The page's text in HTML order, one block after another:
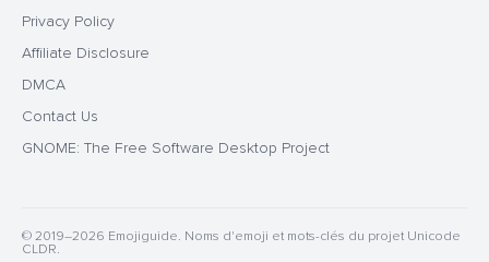
Privacy Policy
Affiliate Disclosure
DMCA
Contact Us
GNOME: The Free Software Desktop Project
© 2019–2026 Emojiguide. Noms d'emoji et mots-clés du projet Unicode
CLDR.